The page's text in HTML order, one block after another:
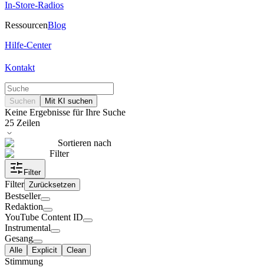
In-Store-Radios
RessourcenBlog
Hilfe-Center
Kontakt
Suchen Mit KI suchen
Keine Ergebnisse für Ihre Suche
25 Zeilen
Sortieren nach
Filter
Filter
Filter Zurücksetzen
Bestseller
Redaktion
YouTube Content ID
Instrumental
Gesang
Alle Explicit Clean
Stimmung